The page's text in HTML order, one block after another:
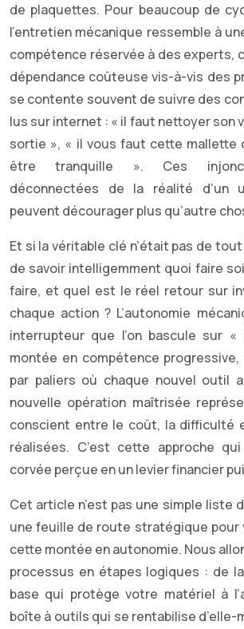
de plaquettes. Pour beaucoup de
l’entretien mécanique ressemble à
compétence réservée à des experts,
dépendance coûteuse vis-à-vis des
se contente souvent de suivre des
lus sur internet : « il faut nettoyer son
sortie », « il vous faut cette mallette
être tranquille ». Ces
déconnectées de la réalité d’un
peuvent décourager plus qu’autre
Et si la véritable clé n’était pas de
de savoir intelligemment quoi faire
faire, et quel est le réel retour sur
chaque action ? L’autonomie
interrupteur que l’on bascule sur «
montée en compétence
par paliers où chaque nouvel outil
nouvelle opération maîtrisée
conscient entre le coût, la difficulté
réalisées. C’est cette approche
corvée perçue en un levier financier
Cet article n’est pas une simple liste
une feuille de route stratégique pour
cette montée en autonomie. Nous
processus en étapes logiques : de
base qui protège votre matériel à
boîte à outils qui se rentabilise d’elle-